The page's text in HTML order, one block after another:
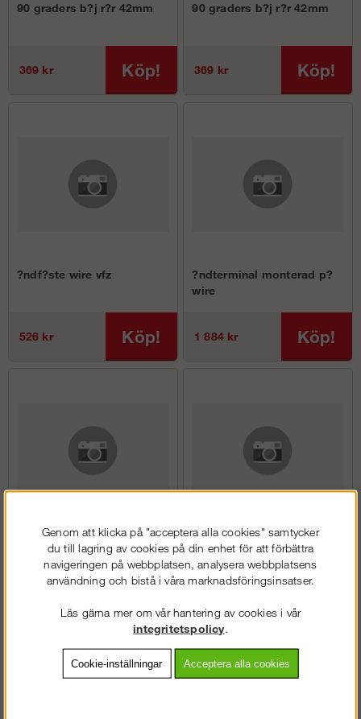
90 graders b?j r?r 42mm
369 kr Köp!
90 graders b?j r?r 42mm
369 kr Köp!
?ndf?ste wire vfz
526 kr Köp!
?ndterminal monterad p?
wire
1 884 kr Köp!
Avslutning-Mittst?ndare Avslutning-Mittst?ndare
Genom att klicka på "acceptera alla cookies" samtycker
du till lagring av cookies på din enhet för att förbättra
navigeringen på webbplatsen, analysera webbplatsens
användning och bistå i våra marknadsföringsinsatser.
Läs gärna mer om vår hantering av cookies i vår
integritetspolicy.
Cookie-inställningar Acceptera alla cookies